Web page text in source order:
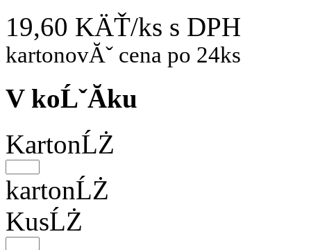
19,60 KÄŤ/ks s DPH
kartonovĂˇ cena po 24ks
V koĹˇĂ­ku
KartonĹŻ
kartonĹŻ
KusĹŻ